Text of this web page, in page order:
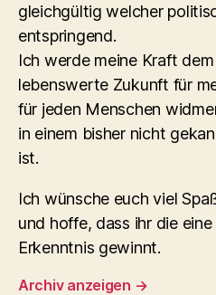
gleichgültig welcher
entspringend.
Ich werde meine Kraft
lebenswerte Zukunft für
für jeden Menschen
in einem bisher nicht
ist.
Ich wünsche euch viel
und hoffe, dass ihr die
Erkenntnis gewinnt.
Archiv anzeigen →